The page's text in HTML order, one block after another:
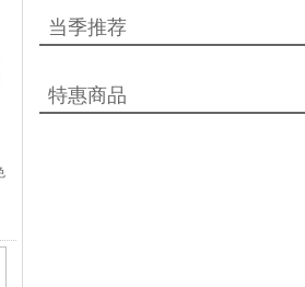
当季推荐
特惠商品